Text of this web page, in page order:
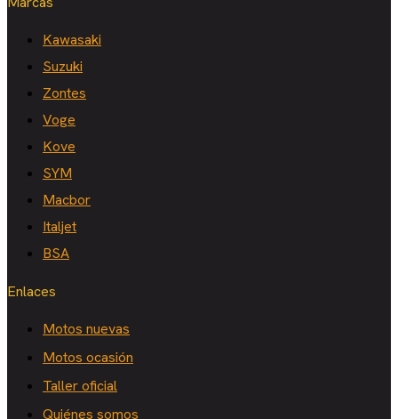
Kawasaki
Suzuki
Zontes
Voge
Kove
SYM
Macbor
Italjet
BSA
Enlaces
Motos nuevas
Motos ocasión
Taller oficial
Quiénes somos